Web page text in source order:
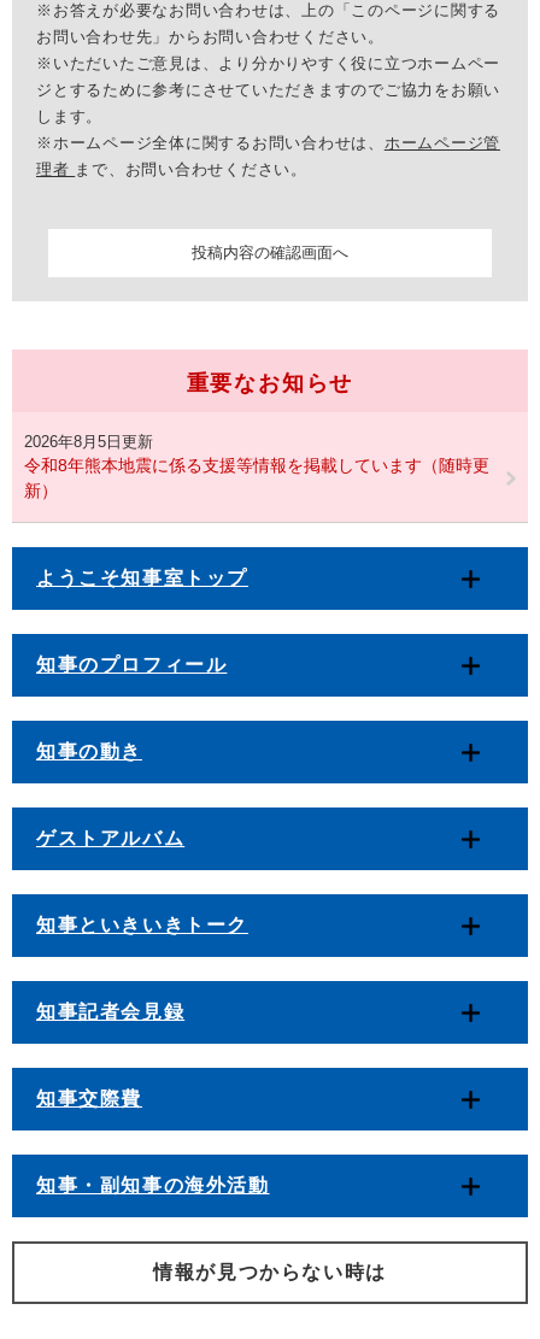
※お答えが必要なお問い合わせは、上の「このページに関する
お問い合わせ先」からお問い合わせください。
※いただいたご意見は、より分かりやすく役に立つホームペー
ジとするために参考にさせていただきますのでご協力をお願い
します。
※ホームページ全体に関するお問い合わせは、 ホームページ管
理者 まで、お問い合わせください。
重要なお知らせ
2026年8月5日更新
令和8年熊本地震に係る支援等情報を掲載しています（随時更
新）
ようこそ知事室トップ
知事のプロフィール
知事の動き
ゲストアルバム
知事といきいきトーク
知事記者会見録
知事交際費
知事・副知事の海外活動
情報が見つからない時は